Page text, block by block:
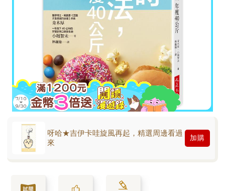
呀哈★吉伊卡哇旋風再起，精選周邊看過
來
加購